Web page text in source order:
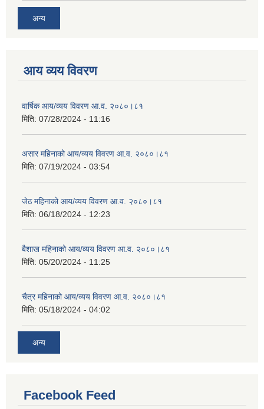
अन्य
आय व्यय विवरण
वार्षिक आय/व्यय विवरण आ.व. २०८०।८१
मिति: 07/28/2024 - 11:16
असार महिनाको आय/व्यय विवरण आ.व. २०८०।८१
मिति: 07/19/2024 - 03:54
जेठ महिनाको आय/व्यय विवरण आ.व. २०८०।८१
मिति: 06/18/2024 - 12:23
बैशाख महिनाको आय/व्यय विवरण आ.व. २०८०।८१
मिति: 05/20/2024 - 11:25
चैत्र महिनाको आय/व्यय विवरण आ.व. २०८०।८१
मिति: 05/18/2024 - 04:02
अन्य
Facebook Feed